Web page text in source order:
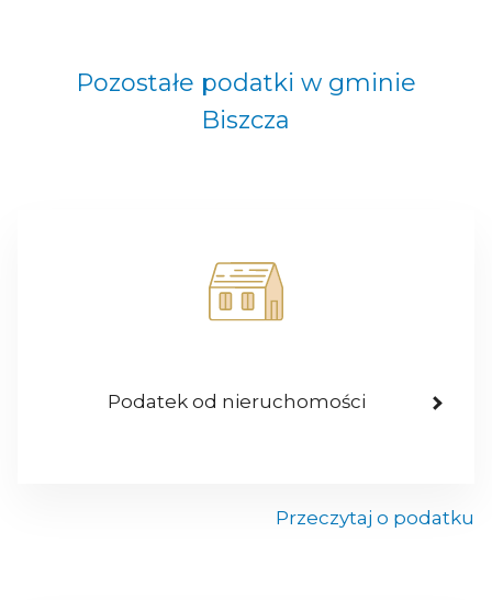
Pozostałe podatki w gminie
Biszcza
Podatek od nieruchomości
Przeczytaj o podatku